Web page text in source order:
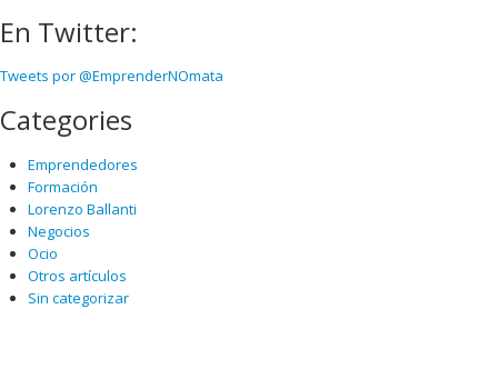
En Twitter:
Tweets por @EmprenderNOmata
Categories
Emprendedores
Formación
Lorenzo Ballanti
Negocios
Ocio
Otros artículos
Sin categorizar